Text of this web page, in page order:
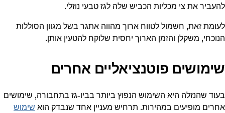
להעביר את צי מכליות הכביש שלה לגז טבעי נוזלי.
לעומת זאת, חשמול לטווח ארוך מהווה אתגר בשל מגוון הסוללות
הנוכחי, משקלן והזמן הארוך יחסית שלוקח להטעין אותן.
שימושים פוטנציאליים אחרים
בעוד שהנזלה היא השימוש הנפוץ ביותר בביו-גז בתחבורה, שימושים
אחרים מופיעים במהירות. תרחיש מעניין אחד שנבדק הוא שימוש